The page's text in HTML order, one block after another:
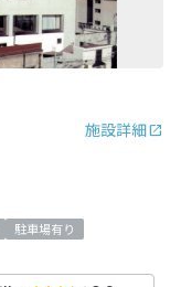
施設詳細
駐車場有り